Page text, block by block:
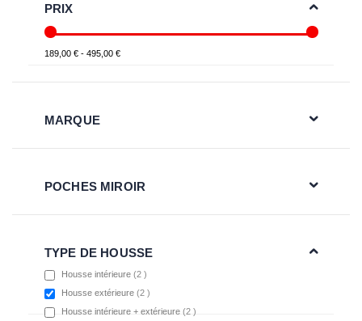
PRIX
189,00 € - 495,00 €
MARQUE
POCHES MIROIR
TYPE DE HOUSSE
Housse intérieure 2 items
Housse extérieure 2 items
Housse intérieure + extérieure 2 items